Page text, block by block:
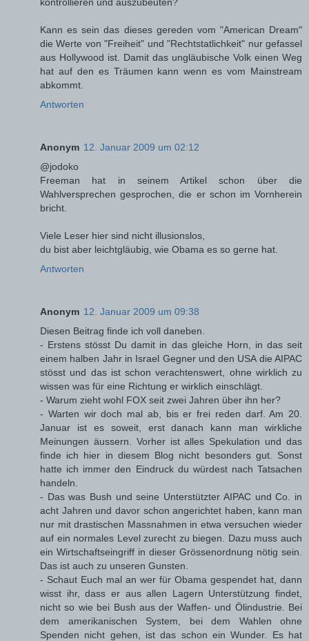
Kann es sein das dieses gereden vom "American Dream"
die Werte von "Freiheit" und "Rechtstatlichkeit" nur gefassel
aus Hollywood ist. Damit das ungläubische Volk einen Weg
hat auf den es Träumen kann wenn es vom Mainstream
abkommt.
Antworten
Anonym 12. Januar 2009 um 02:12
@jodoko
Freeman hat in seinem Artikel schon über die
Wahlversprechen gesprochen, die er schon im Vornherein
bricht.
Viele Leser hier sind nicht illusionslos,
du bist aber leichtgläubig, wie Obama es so gerne hat.
Antworten
Anonym 12. Januar 2009 um 09:38
Diesen Beitrag finde ich voll daneben.
- Erstens stösst Du damit in das gleiche Horn, in das seit
einem halben Jahr in Israel Gegner und den USA die AIPAC
stösst und das ist schon verachtenswert, ohne wirklich zu
wissen was für eine Richtung er wirklich einschlägt.
- Warum zieht wohl FOX seit zwei Jahren über ihn her?
- Warten wir doch mal ab, bis er frei reden darf. Am 20.
Januar ist es soweit, erst danach kann man wirkliche
Meinungen äussern. Vorher ist alles Spekulation und das
finde ich hier in diesem Blog nicht besonders gut. Sonst
hatte ich immer den Eindruck du würdest nach Tatsachen
handeln.
- Das was Bush und seine Unterstützter AIPAC und Co. in
acht Jahren und davor schon angerichtet haben, kann man
nur mit drastischen Massnahmen in etwa versuchen wieder
auf ein normales Level zurecht zu biegen. Dazu muss auch
ein Wirtschaftseingriff in dieser Grössenordnung nötig sein.
Das ist auch zu unseren Gunsten.
- Schaut Euch mal an wer für Obama gespendet hat, dann
wisst ihr, dass er aus allen Lagern Unterstützung findet,
nicht so wie bei Bush aus der Waffen- und Ölindustrie. Bei
dem amerikanischen System, bei dem Wahlen ohne
Spenden nicht gehen, ist das schon ein Wunder. Es hat